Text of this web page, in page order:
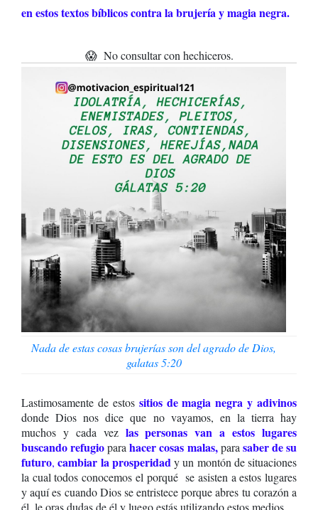
en estos textos bíblicos contra la brujería y magia negra.
😱 No consultar con hechiceros.
Nada de estas cosas brujerías son del agrado de Dios,
galatas 5:20
Lastimosamente de estos sitios de magia negra y adivinos
donde Dios nos dice que no vayamos, en la tierra hay
muchos y cada vez las personas van a estos lugares
buscando refugiopara hacer cosas malas,para saber de su
futuro, cambiar la prosperidad y un montón de situaciones
la cual todos conocemos el porqué se asisten a estos lugares
y aquí es cuando Dios se entristece porque abres tu corazón a
él, le oras dudas de él y luego estás utilizando estos medios.